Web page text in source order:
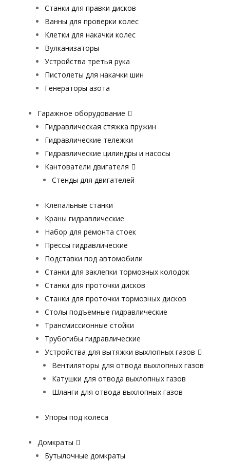
Станки для правки дисков
Ванны для проверки колес
Клетки для накачки колес
Вулканизаторы
Устройства третья рука
Пистолеты для накачки шин
Генераторы азота
Гаражное оборудование
Гидравлическая стяжка пружин
Гидравлические тележки
Гидравлические цилиндры и насосы
Кантователи двигателя
Стенды для двигателей
Клепальные станки
Краны гидравлические
Набор для ремонта стоек
Прессы гидравлические
Подставки под автомобили
Станки для заклепки тормозных колодок
Станки для проточки дисков
Станки для проточки тормозных дисков
Столы подъемные гидравлические
Трансмиссионные стойки
Трубогибы гидравлические
Устройства для вытяжки выхлопных газов
Вентиляторы для отвода выхлопных газов
Катушки для отвода выхлопных газов
Шланги для отвода выхлопных газов
Упоры под колеса
Домкраты
Бутылочные домкраты